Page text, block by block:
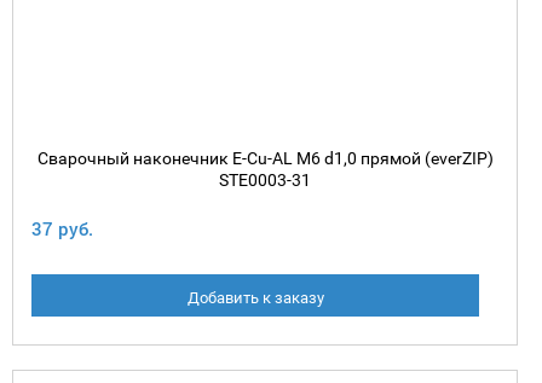
Сварочный наконечник E-Cu-AL М6 d1,0 прямой (everZIP)
STE0003-31
37 руб.
Добавить к заказу